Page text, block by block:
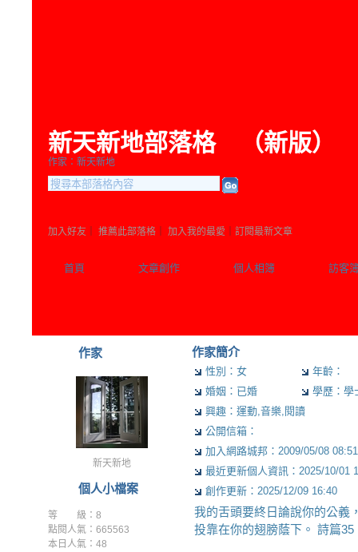
新天新地部落格（新版）
首頁 文章創作 個人相簿 訪客
加入好友 推薦此部落格 加入我的最愛 訂閱最新文章
作家：新天新地
作家
新天新地
個人小檔案
等 級：8
點閱人氣：665563
本日人氣：48
作家簡介
性別：女
年齡：
婚姻：已婚
學歷：學
興趣：運動,音樂,閱讀
公開信箱：
加入網路城邦：2009/05/08 08:51
最近更新個人資訊：2025/10/01
創作更新：2025/12/09 16:40
我的舌頭要終日論說你的公義
投靠在你的翅膀蔭下。 詩篇35